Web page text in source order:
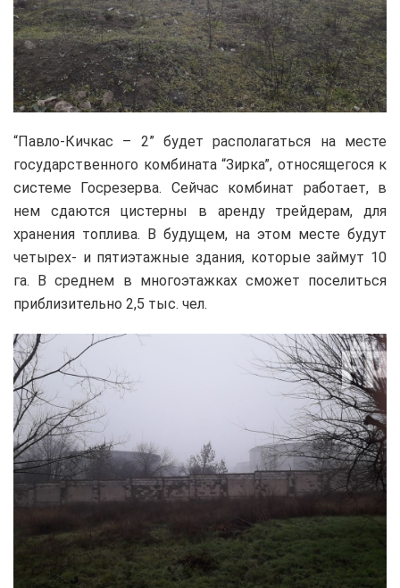
“Павло-Кичкас – 2” будет располагаться на месте
государственного комбината “Зирка”, относящегося к
системе Госрезерва. Сейчас комбинат работает, в
нем сдаются цистерны в аренду трейдерам, для
хранения топлива. В будущем, на этом месте будут
четырех- и пятиэтажные здания, которые займут 10
га. В среднем в многоэтажках сможет поселиться
приблизительно 2,5 тыс. чел.